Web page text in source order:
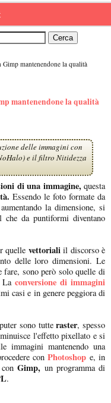
mantenendone la qualità
mantenendone la qualità
delle immagini con
e il filtro Nitidezza
di una immagine,questa
Essendo le foto formate da
la dimensione, si
da puntiformi diventano
quelle vettorialiil discorso è
delle loro dimensioni. Le
fare, sono però solo quelle di
La conversione di immagini
casi e in genere peggiora di
sono tutteraster, spesso
l'effetto pixellato e si
immagini mantenendo una
conPhotoshop e, in
conGimp, un programma di
.